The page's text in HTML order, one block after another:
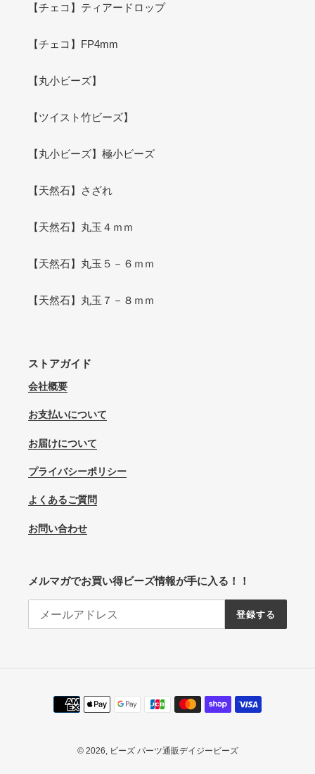
【チェコ】ティアードロップ
【チェコ】FP4mm
【丸小ビーズ】
【ツイスト竹ビーズ】
【丸小ビーズ】極小ビーズ
【天然石】さざれ
【天然石】丸玉４ｍｍ
【天然石】丸玉５－６ｍｍ
【天然石】丸玉７－８ｍｍ
ストアガイド
会社概要
お支払いについて
お届けについて
プライバシーポリシー
よくあるご質問
お問い合わせ
メルマガでお買い得ビーズ情報が手に入る！！
登録する
決
済
© 2026, ビーズ パーツ通販デイジービーズ